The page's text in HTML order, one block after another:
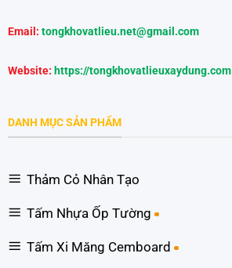
Email: tongkhovatlieu.net@gmail.com
Website: https://tongkhovatlieuxaydung.com
DANH MỤC SẢN PHẨM
Thảm Cỏ Nhân Tạo
Tấm Nhựa Ốp Tường
Tấm Xi Măng Cemboard